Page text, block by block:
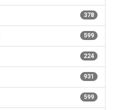
378
599
224
931
599